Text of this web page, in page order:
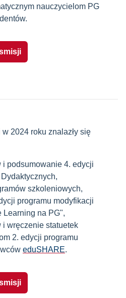
nauczycielom PG
2024 roku znalazły się
i podsumowanie 4. edycji
szkoleniowych,
programu modyfikacji
Learning na PG",
i wręczenie statuetek
2. edycji programu
eduSHARE.